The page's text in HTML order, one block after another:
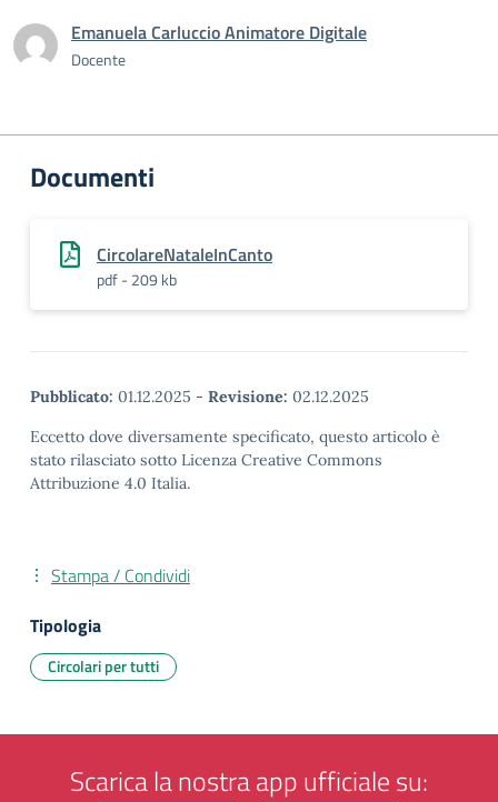
Emanuela Carluccio Animatore Digitale
Docente
Documenti
CircolareNataleInCanto
pdf - 209 kb
Pubblicato: 01.12.2025 - Revisione: 02.12.2025
Eccetto dove diversamente specificato, questo articolo è
stato rilasciato sotto Licenza Creative Commons
Attribuzione 4.0 Italia.
Stampa / Condividi
Tipologia
Circolari per tutti
Scarica la nostra app ufficiale su: